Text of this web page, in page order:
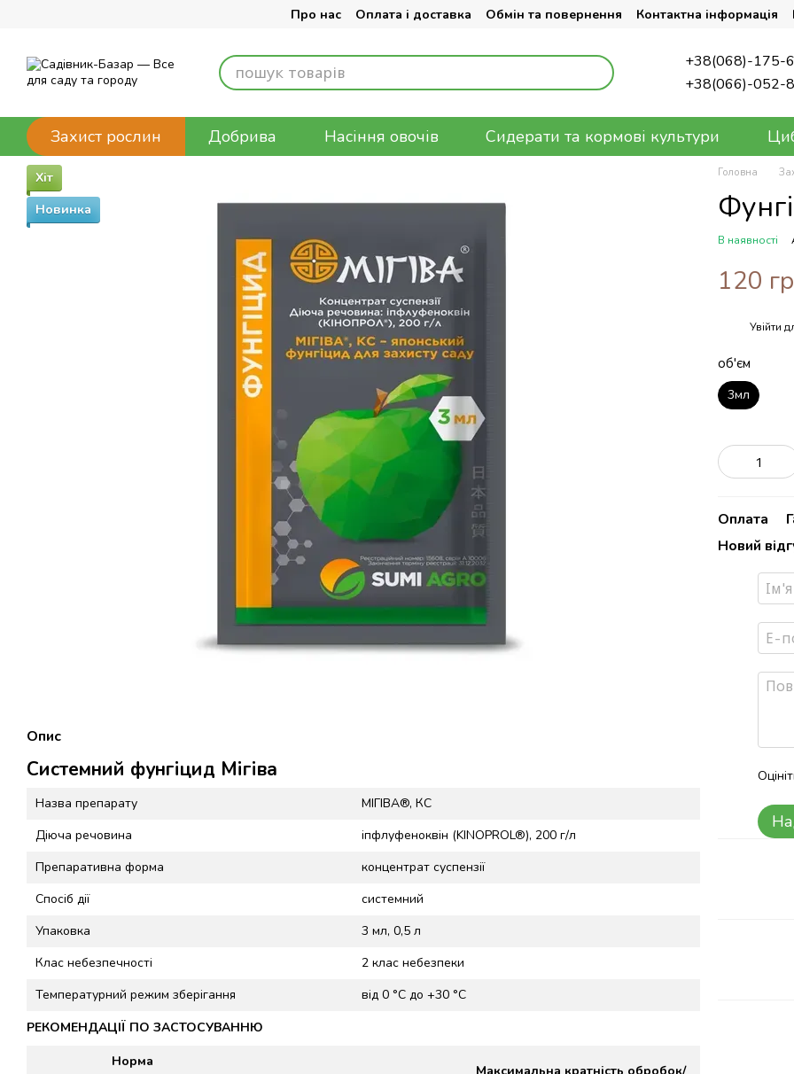
Про нас Оплата і доставка Обмін та повернення Контактна інформація
+38(068)-175-
+38(066)-052-
Захист рослин Добрива Насіння овочів Сидерати та кормові культури
Хіт
Новинка
Опис
Системний фунгіцид Мігіва
Назва препарату
МІГІВА®, КС
Діюча речовина
іпфлуфеноквін (KINOPROL®), 200 г/л
Препаративна форма
концентрат суспензії
Спосіб дії
системний
Упаковка
3 мл, 0,5 л
Клас небезпечності
2 клас небезпеки
Температурний режим зберігання
від 0 °С до +30 °С
РЕКОМЕНДАЦІЇ ПО ЗАСТОСУВАННЮ
Норма
Головна
В наявності
120
Увійти
об'єм
3мл
Оплата
Новий